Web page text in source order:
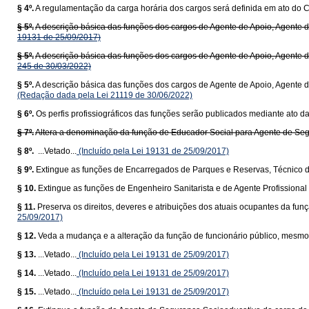
§ 4º.A regulamentação da carga horária dos cargos será definida em ato do
§ 5º.A descrição básica das funções dos cargos de Agente de Apoio, Agente
19131 de 25/09/2017)
§ 5º.A descrição básica das funções dos cargos de Agente de Apoio, Agente
245 de 30/03/2022)
§ 5º.A descrição básica das funções dos cargos de Agente de Apoio,
(Redação dada pela Lei 21119 de 30/06/2022)
§ 6º. Os perfis profissiográficos das funções serão publicados mediante ato
§ 7º.Altera a denominação da função de Educador Social para Agente de
§ 8º. ...Vetado... (Incluído pela Lei 19131 de 25/09/2017)
§ 9º. Extingue as funções de Encarregados de Parques e Reservas,
§ 10. Extingue as funções de Engenheiro Sanitarista e de Agente
§ 11. Preserva os direitos, deveres e atribuições dos atuais ocupantes da
25/09/2017)
§ 12. Veda a mudança e a alteração da função de funcionário público,
§ 13. ...Vetado... (Incluído pela Lei 19131 de 25/09/2017)
§ 14. ...Vetado... (Incluído pela Lei 19131 de 25/09/2017)
§ 15. ...Vetado... (Incluído pela Lei 19131 de 25/09/2017)